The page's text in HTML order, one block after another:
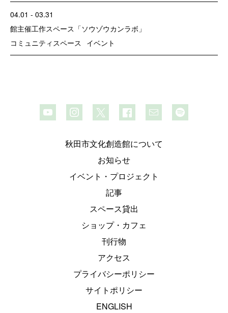
04.01 - 03.31
館主催工作スペース「ソウゾウカンラボ」
コミュニティスペース
イベント
秋田市文化創造館について
お知らせ
イベント・プロジェクト
記事
スペース貸出
ショップ・カフェ
刊行物
アクセス
プライバシーポリシー
サイトポリシー
ENGLISH